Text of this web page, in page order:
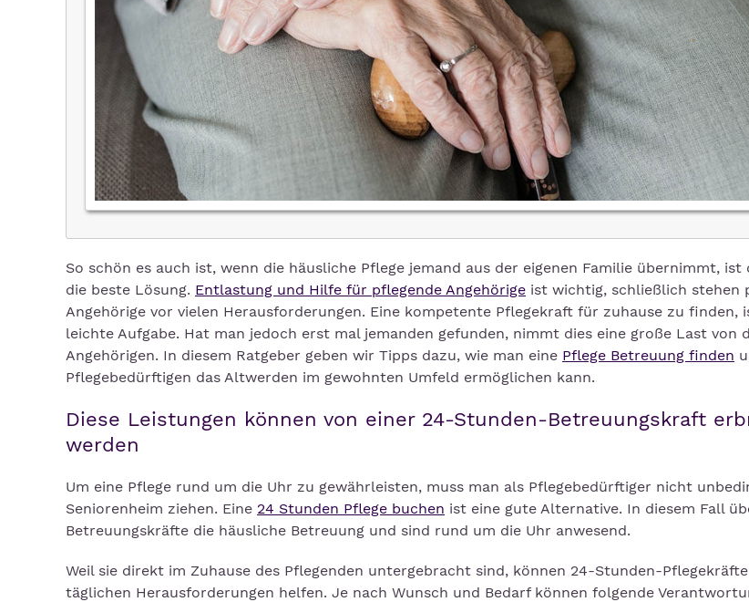
So schön es auch ist, wenn die häusliche Pflege jemand aus der eigenen Familie übernimmt,
die beste Lösung. Entlastung und Hilfe für pflegende Angehörige ist wichtig, schließlich stehen
Angehörige vor vielen Herausforderungen. Eine kompetente Pflegekraft für zuhause zu finden,
leichte Aufgabe. Hat man jedoch erst mal jemanden gefunden, nimmt dies eine große Last von
Angehörigen. In diesem Ratgeber geben wir Tipps dazu, wie man eine Pflege Betreuung finden
Pflegebedürftigen das Altwerden im gewohnten Umfeld ermöglichen kann.
Diese Leistungen können von einer 24-Stunden-Betreuungskraft
werden
Um eine Pflege rund um die Uhr zu gewährleisten, muss man als Pflegebedürftiger nicht
Seniorenheim ziehen. Eine 24 Stunden Pflege buchen ist eine gute Alternative. In diesem Fall
Betreuungskräfte die häusliche Betreuung und sind rund um die Uhr anwesend.
Weil sie direkt im Zuhause des Pflegenden untergebracht sind, können 24-Stunden-
täglichen Herausforderungen helfen. Je nach Wunsch und Bedarf können folgende